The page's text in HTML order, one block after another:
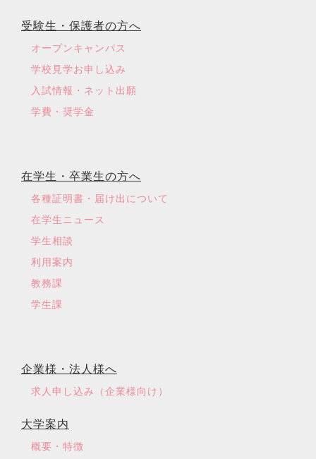
受験生・保護者の方へ
オープンキャンパス
学校見学お申し込み
入試情報・ネット出願
学費・奨学金
在学生・卒業生の方へ
各種証明書・届け出について
在学生ニュース
学生相談
利用案内
教務課
学生課
企業様・法人様へ
求人申し込み（企業様向け）
大学案内
概要・特徴